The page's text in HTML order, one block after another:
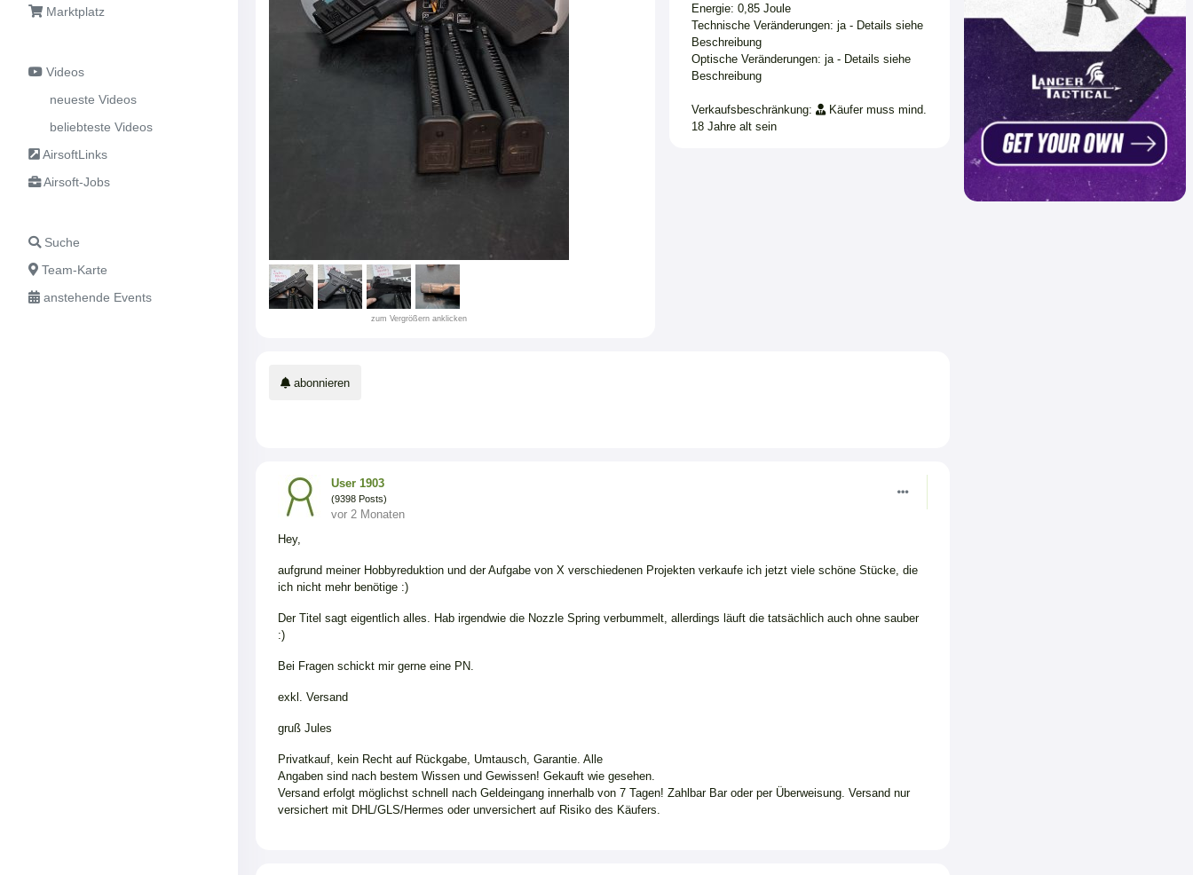
Marktplatz
Videos
neueste Videos
beliebteste Videos
AirsoftLinks
Airsoft-Jobs
Suche
Team-Karte
anstehende Events
zum Vergrößern anklicken
Energie: 0,85 Joule
Technische Veränderungen: ja - Details siehe
Beschreibung
Optische Veränderungen: ja - Details siehe
Beschreibung
Verkaufsbeschränkung:
Käufer muss mind.
18 Jahre alt sein
abonnieren
User 1903
(9398 Posts)
vor 2 Monaten
Hey,
aufgrund meiner Hobbyreduktion und der Aufgabe von X verschiedenen Projekten verkaufe ich jetzt viele schöne Stücke, die
ich nicht mehr benötige :)
Der Titel sagt eigentlich alles. Hab irgendwie die Nozzle Spring verbummelt, allerdings läuft die tatsächlich auch ohne sauber
:)
Bei Fragen schickt mir gerne eine PN.
exkl. Versand
gruß Jules
Privatkauf, kein Recht auf Rückgabe, Umtausch, Garantie. Alle
Angaben sind nach bestem Wissen und Gewissen! Gekauft wie gesehen.
Versand erfolgt möglichst schnell nach Geldeingang innerhalb von 7 Tagen! Zahlbar Bar oder per Überweisung. Versand nur
versichert mit DHL/GLS/Hermes oder unversichert auf Risiko des Käufers.